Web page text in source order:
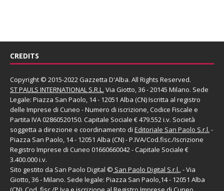
CREDITS
Copyright © 2015-2022 Gazzetta D'Alba. All Rights Reserved.
ST PAULS INTERNATIONAL S.R.L. Via Giotto, 36 - 20145 Milano. Sede
Legale: Piazza San Paolo, 14 - 12051 Alba (CN) Iscritta al registro
delle Imprese di Cuneo - Numero di iscrizione, Codice Fiscale e
Partita IVA 02860520150. Capitale Sociale € 479.552 i.v. Società
soggetta a direzione e coordinamento di Editoriale San Paolo S.r.l. -
Piazza San Paolo, 14 - 12051 Alba (CN) - P.IVA/Cod.fisc./Iscrizione
Registro Imprese di Cuneo 01660660042 - Capitale Sociale €
3.400.000 i.v.
Sito gestito da San Paolo Digital © San Paolo Digital S.r.l., - Via
Giotto, 36 - Milano. Sede legale: Piazza San Paolo,14 - 12051 Alba